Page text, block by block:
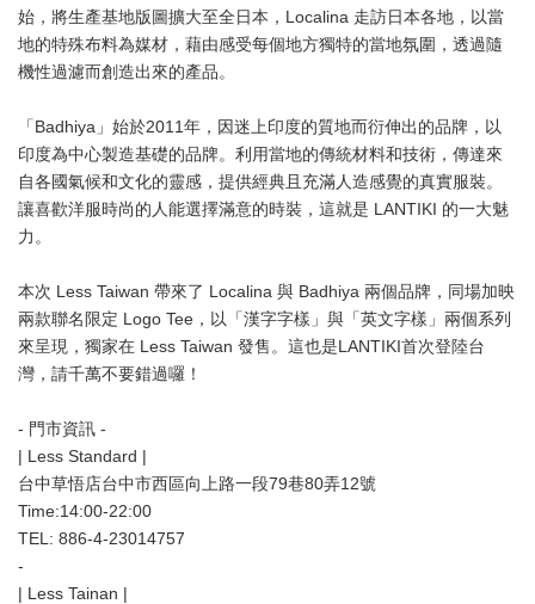
始，將生產基地版圖擴大至全日本，Localina 走訪日本各地，以當
地的特殊布料為媒材，藉由感受每個地方獨特的當地氛圍，透過隨
機性過濾而創造出來的產品。
「Badhiya」始於2011年，因迷上印度的質地而衍伸出的品牌，以
印度為中心製造基礎的品牌。利用當地的傳統材料和技術，傳達來
自各國氣候和文化的靈感，提供經典且充滿人造感覺的真實服裝。
讓喜歡洋服時尚的人能選擇滿意的時裝，這就是 LANTIKI 的一大魅
力。
本次 Less Taiwan 帶來了 Localina 與 Badhiya 兩個品牌，同場加映
兩款聯名限定 Logo Tee，以「漢字字樣」與「英文字樣」兩個系列
來呈現，獨家在 Less Taiwan 發售。這也是LANTIKI首次登陸台
灣，請千萬不要錯過囉！
- 門市資訊 -
| Less Standard |
台中草悟店台中市西區向上路一段79巷80弄12號
Time:14:00-22:00
TEL: 886-4-23014757
-
| Less Tainan |